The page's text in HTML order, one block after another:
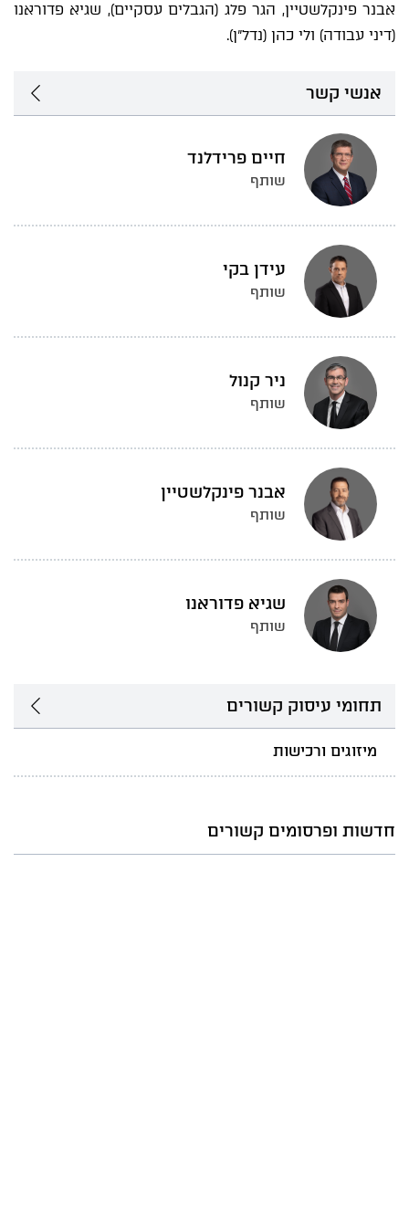
אבנר פינקלשטיין, הגר פלג (הגבלים עסקיים), שגיא פדוראנו
(דיני עבודה) ולי כהן (נדל"ן).
אנשי קשר
חיים פרידלנד
שותף
עידן בקי
שותף
ניר קנול
שותף
אבנר פינקלשטיין
שותף
שגיא פדוראנו
שותף
תחומי עיסוק קשורים
מיזוגים ורכישות
חדשות ופרסומים קשורים